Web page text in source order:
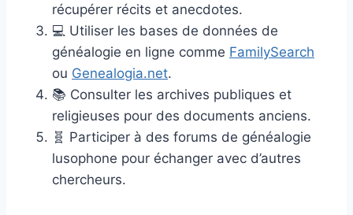
récupérer récits et anecdotes.
💻 Utiliser les bases de données de
généalogie en ligne comme FamilySearch
ou Genealogia.net.
📚 Consulter les archives publiques et
religieuses pour des documents anciens.
🧬 Participer à des forums de généalogie
lusophone pour échanger avec d’autres
chercheurs.